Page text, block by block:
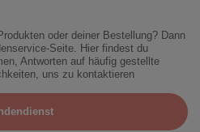
oder deiner Bestellung? Dann
Seite. Hier findest du
Antworten auf häufig gestellte
uns zu kontaktieren